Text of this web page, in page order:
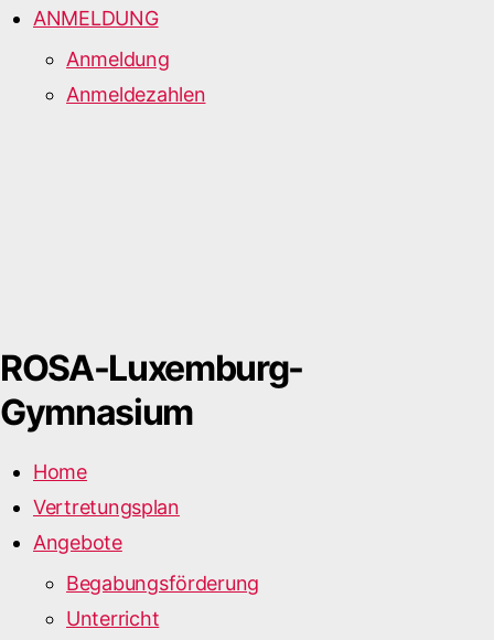
ANMELDUNG
Anmeldung
Anmeldezahlen
ROSA-Luxemburg-
Gymnasium
Home
Vertretungsplan
Angebote
Begabungsförderung
Unterricht